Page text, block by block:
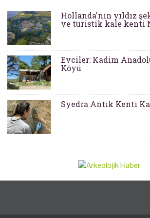
Hollanda'nın yıldız
ve turistik kale kenti
Evciler: Kadim
Köyü
Syedra Antik Kenti